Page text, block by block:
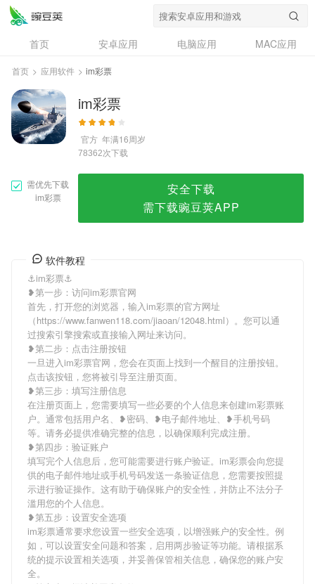
首页 安卓应用 电脑应用
MAC应用
资讯
专题
问答
首页 > 应用软件 > im彩票
im彩票
官方 年满16周岁
78362次下载
需优先下载
im彩票
安全下载
需下载豌豆荚APP
软件教程
⚓️im彩票⚓️
❥第一步：访问im彩票官网
首先，打开您的浏览器，输入im彩票的官方网址
（https://www.fanwen118.com/jiaoan/12048.html）。您可以通
过搜索引擎搜索或直接输入网址来访问。
❥第二步：点击注册按钮
一旦进入im彩票官网，您会在页面上找到一个醒目的注册按钮。
点击该按钮，您将被引导至注册页面。
❥第三步：填写注册信息
在注册页面上，您需要填写一些必要的个人信息来创建im彩票账
户。通常包括用户名、❥密码、❥电子邮件地址、❥手机号码
等。请务必提供准确完整的信息，以确保顺利完成注册。
❥第四步：验证账户
填写完个人信息后，您可能需要进行账户验证。im彩票会向您提
供的电子邮件地址或手机号码发送一条验证信息，您需要按照提
示进行验证操作。这有助于确保账户的安全性，并防止不法分子
滥用您的个人信息。
❥第五步：设置安全选项
im彩票通常要求您设置一些安全选项，以增强账户的安全性。例
如，可以设置安全问题和答案，启用两步验证等功能。请根据系
统的提示设置相关选项，并妥善保管相关信息，确保您的账户安
全。